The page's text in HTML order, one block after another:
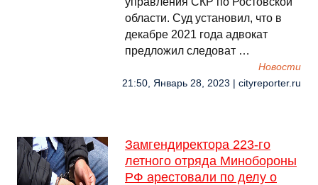
области. Суд установил, что в
декабре 2021 года адвокат
предложил следоват …
Новости
21:50, Январь 28, 2023 | cityreporter.ru
Замгендиректора 223-го
летного отряда Минобороны
РФ арестовали по делу о